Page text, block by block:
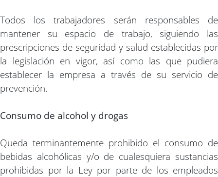
Todos los trabajadores serán responsables de
mantener su espacio de trabajo, siguiendo las
prescripciones de seguridad y salud establecidas por
la legislación en vigor, así como las que pudiera
establecer la empresa a través de su servicio de
prevención.
Consumo de alcohol y drogas
Queda terminantemente prohibido el consumo de
bebidas alcohólicas y/o de cualesquiera sustancias
prohibidas por la Ley por parte de los empleados